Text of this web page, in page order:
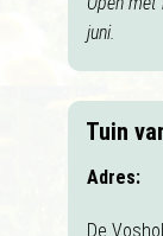
juni.
Tuin
Adres:
De